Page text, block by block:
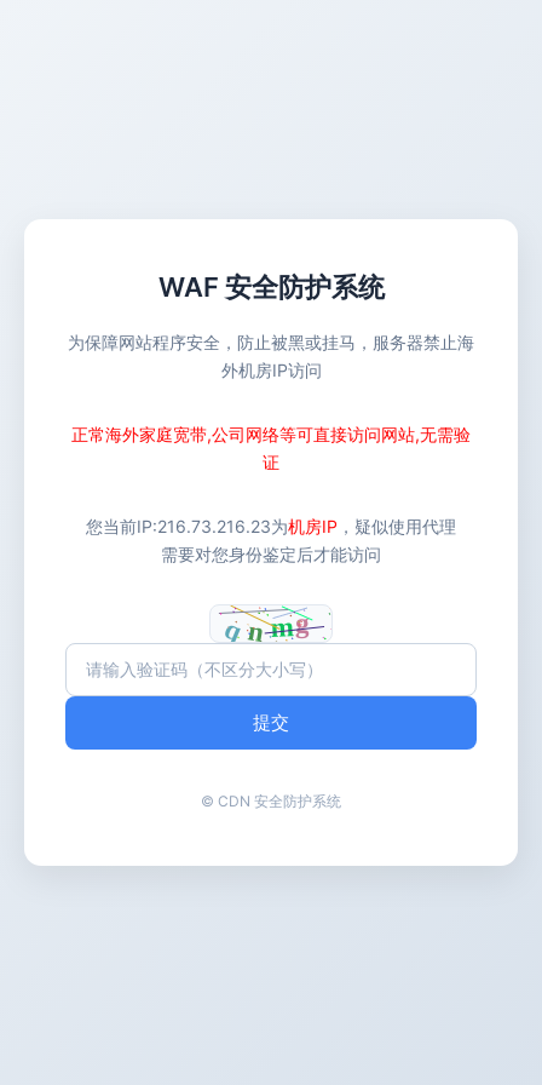
WAF 安全防护系统
为保障网站程序安全，防止被黑或挂马，服务器禁止海
外机房IP访问
正常海外家庭宽带,公司网络等可直接访问网站,无需验
证
您当前IP:216.73.216.23为机房IP ，疑似使用代理
需要对您身份鉴定后才能访问
提交
© CDN 安全防护系统